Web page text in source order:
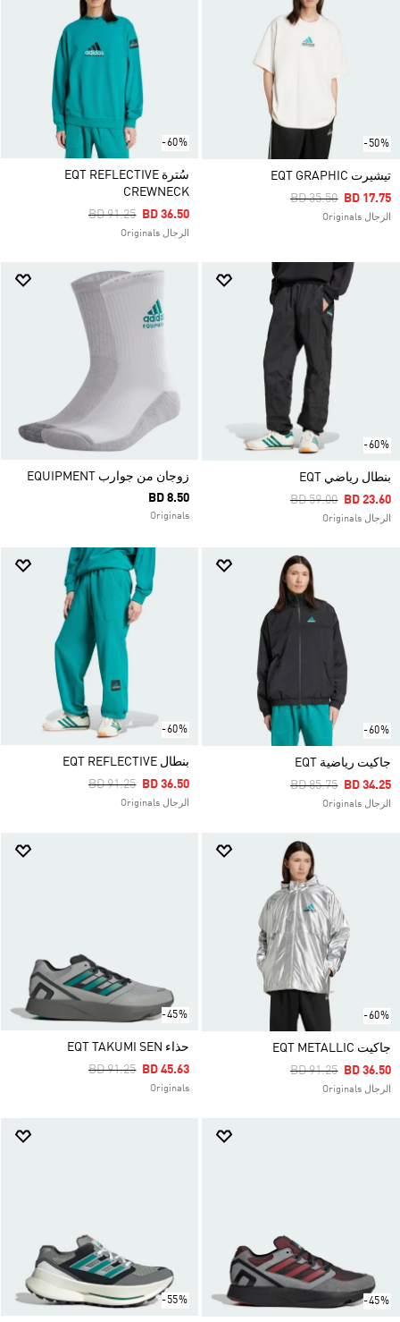
-50%
تيشيرت EQT GRAPHIC
Price Reduced
BD 35.50ToBD 17.75
الرجال Originals
-60%
سُترة EQT REFLECTIVE
CREWNECK
Price Reduced From
BD 91.25ToBD 36.50
الرجال Originals
-60%
بنطال رياضي EQT
Price Reduced
BD 59.00ToBD 23.60
الرجال Originals
زوجان من جوارب EQUIPMENT
BD 8.50
Originals
-60%
جاكيت رياضية EQT
Price Reduced
BD 85.75ToBD 34.25
الرجال Originals
-60%
بنطال EQT REFLECTIVE
Price Reduced From
BD 91.25ToBD 36.50
الرجال Originals
-60%
جاكيت EQT METALLIC
Price Reduced
BD 91.25ToBD 36.50
الرجال Originals
-45%
حذاء EQT TAKUMI SEN
Price Reduced From
BD 91.25ToBD 45.63
Originals
-45%
-55%